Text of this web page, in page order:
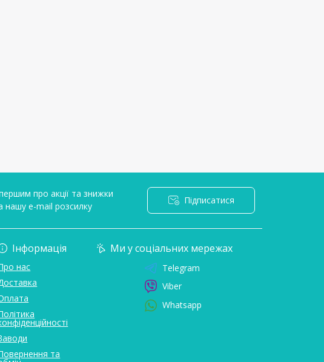
про акції та знижки
нашу e-mail розсилку
Підписатися
Інформація
нас
та
Ми у соціальних мережах
Telegram
Viber
Whatsapp